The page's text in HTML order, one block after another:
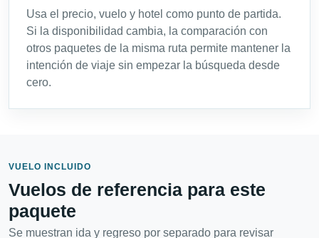
Usa el precio, vuelo y hotel como punto de partida.
Si la disponibilidad cambia, la comparación con
otros paquetes de la misma ruta permite mantener la
intención de viaje sin empezar la búsqueda desde
cero.
VUELO INCLUIDO
Vuelos de referencia para este
paquete
Se muestran ida y regreso por separado para revisar